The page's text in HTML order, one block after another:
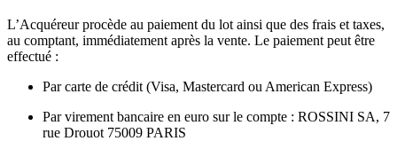
L’Acquéreur procède au paiement du lot ainsi que des frais et taxes,
au comptant, immédiatement après la vente. Le paiement peut être
effectué :
Par carte de crédit (Visa, Mastercard ou American Express)
Par virement bancaire en euro sur le compte : ROSSINI SA, 7
rue Drouot 75009 PARIS